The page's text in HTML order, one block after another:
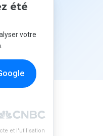
été
votre
et l'utilisation